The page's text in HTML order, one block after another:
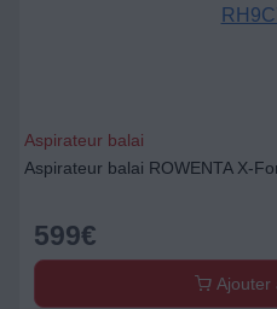
Aspirateur balai
Aspirateur balai ROWENTA X-
599€
Ajouter